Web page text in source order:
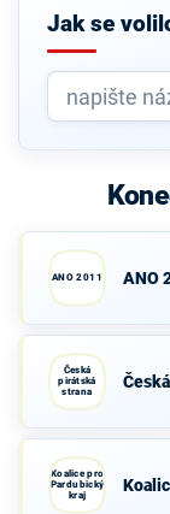
Jak se
ANO 2011 ANO
Česká
pirátská
strana
Koalice pro
Pardubický
kraj